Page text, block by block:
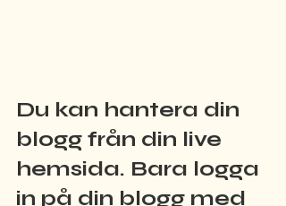
Du kan hantera din
blogg från din live
hemsida. Bara logga
in på din blogg med